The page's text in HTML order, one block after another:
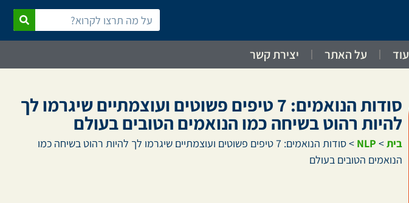
עוד על האתר יצירת קשר
סודות הנואמים: 7 טיפים פשוטים ועוצמתיים שיגרמו לך
להיות רהוט בשיחה כמו הנואמים הטובים בעולם
בית>
NLP
>
סודות הנואמים: 7 טיפים פשוטים ועוצמתיים שיגרמו לך להיות רהוט בשיחה כמו
הנואמים הטובים בעולם